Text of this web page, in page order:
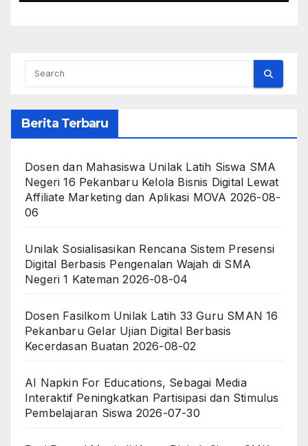
Berita Terbaru
Dosen dan Mahasiswa Unilak Latih Siswa SMA
Negeri 16 Pekanbaru Kelola Bisnis Digital Lewat
Affiliate Marketing dan Aplikasi MOVA 2026-08-
06
Unilak Sosialisasikan Rencana Sistem Presensi
Digital Berbasis Pengenalan Wajah di SMA
Negeri 1 Kateman 2026-08-04
Dosen Fasilkom Unilak Latih 33 Guru SMAN 16
Pekanbaru Gelar Ujian Digital Berbasis
Kecerdasan Buatan 2026-08-02
AI Napkin For Educations, Sebagai Media
Interaktif Peningkatkan Partisipasi dan Stimulus
Pembelajaran Siswa 2026-07-30